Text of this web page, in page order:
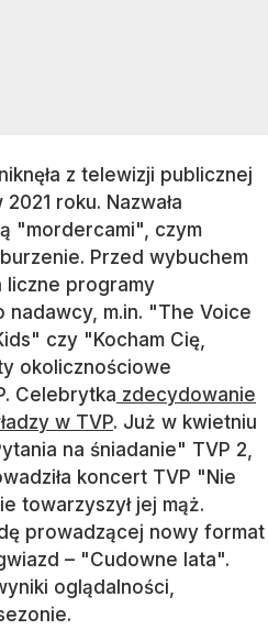
z telewizji publicznej
roku. Nazwała
"mordercami", czym
Przed wybuchem
liczne programy
nadawcy, m.in. "The Voice
czy "Kocham Cię,
okolicznościowe
Celebrytka zdecydowanie
w TVP. Już w kwietniu
na śniadanie" TVP 2,
koncert TVP "Nie
towarzyszył jej mąż.
prowadzącej nowy format
– "Cudowne lata".
oglądalności,